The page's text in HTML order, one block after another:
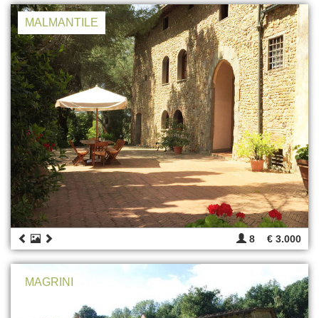
MALMANTILE
8 € 3.000
MAGRINI